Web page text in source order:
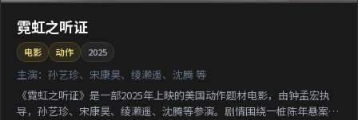
霓虹之听证
电影 动作 2025
主演： 孙艺珍、宋康昊、绫濑遥、沈腾 等
《霓虹之听证》是一部2025年上映的美国动作题材电影，由钟孟宏执
导，孙艺珍、宋康昊、绫濑遥、沈腾等参演。剧情围绕一桩陈年悬案与